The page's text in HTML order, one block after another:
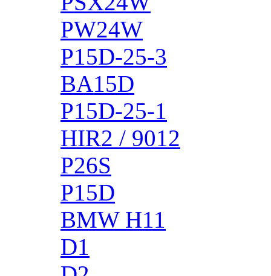
PW24W
P15D-25-3
BA15D
P15D-25-1
HIR2 / 9012
P26S
P15D
BMW H11
D1